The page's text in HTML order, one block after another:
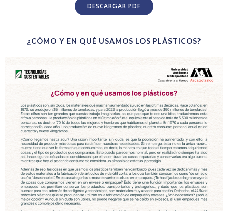
DESCARGAR PDF
¿CÓMO Y EN QUÉ USAMOS LOS PLÁSTICOS?